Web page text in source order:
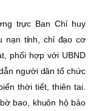
trực Ban Chỉ huy
nạn tỉnh, chỉ đạo cơ
phối hợp với UBND
người dân tổ chức
thời tiết, thiên tai.
bao, khuôn hộ bảo